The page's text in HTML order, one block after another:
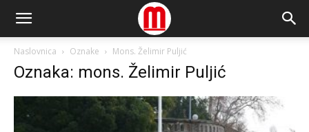
Naslovnica Oznake Mons. Želimir Puljić
Oznaka: mons. Želimir Puljić